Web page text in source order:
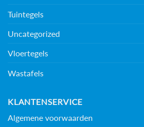
Tuintegels
Uncategorized
Vloertegels
Wastafels
KLANTENSERVICE
Algemene voorwaarden